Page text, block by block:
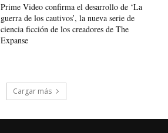
Prime Video confirma el desarrollo de ‘La
guerra de los cautivos’, la nueva serie de
ciencia ficción de los creadores de The
Expanse
Cargar más